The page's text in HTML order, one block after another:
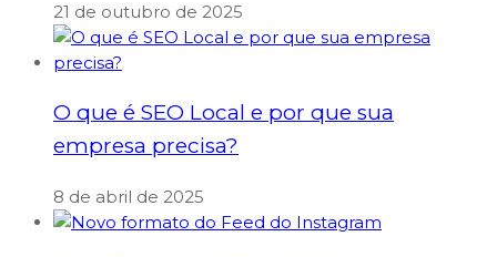
21 de outubro de 2025
O que é SEO Local e por que sua
empresa precisa?
8 de abril de 2025